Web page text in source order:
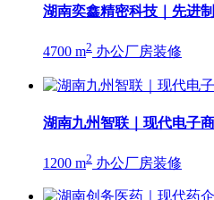
湖南奕鑫精密科技｜先进
4700 m2 办公厂房装修
湖南九州智联｜现代电子
1200 m2 办公厂房装修